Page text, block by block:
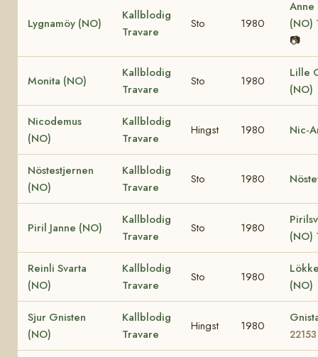
Lygnamöy (NO)
Kallblodig
Travare
Sto 1980
Anne
(NO)
📷
Monita (NO)
Kallblodig
Travare
Sto 1980
Lille
(NO)
Nicodemus
(NO)
Kallblodig
Travare
Hingst 1980 Nic-
Nöstestjernen
(NO)
Kallblodig
Travare
Sto 1980
Piril Janne (NO)
Kallblodig
Travare
Sto 1980
(NO)
Reinli Svarta
(NO)
Kallblodig
Travare
Sto 1980
(NO)
Sjur Gnisten
(NO)
Kallblodig
Travare
Hingst 1980
22153